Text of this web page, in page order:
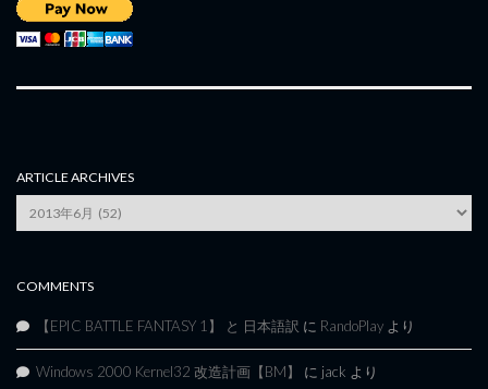
ARTICLE ARCHIVES
Article
Archives
COMMENTS
【EPIC BATTLE FANTASY 1】 と 日本語訳 に RandoPlay より
Windows 2000 Kernel32 改造計画【BM】 に jack より